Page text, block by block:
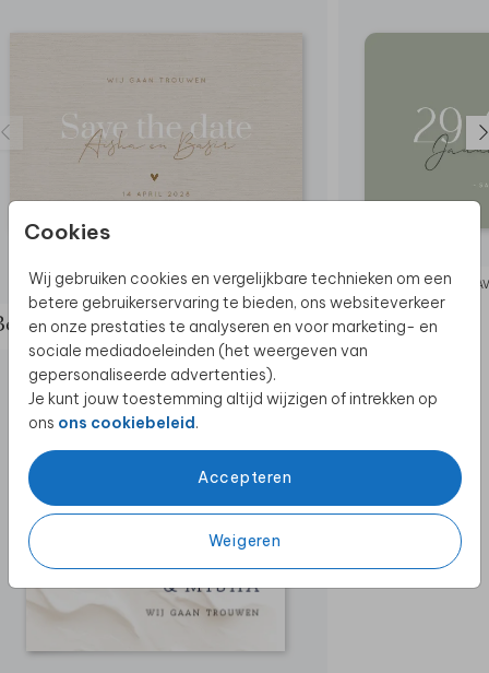
Cookies
Wij gebruiken cookies en vergelijkbare technieken om een
betere gebruikerservaring te bieden, ons websiteverkeer
en onze prestaties te analyseren en voor marketing- en
sociale mediadoeleinden (het weergeven van
gepersonaliseerde advertenties).
Je kunt jouw toestemming altijd wijzigen of intrekken op
ons ons cookiebeleid.
Accepteren
Weigeren
SAVE THE DATE
de complete set